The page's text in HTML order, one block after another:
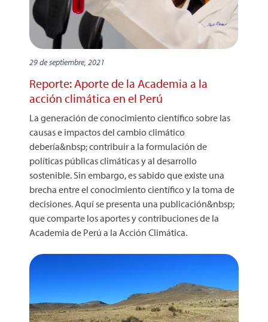
29 de septiembre, 2021
Reporte: Aporte de la Academia a la
acción climática en el Perú
La generación de conocimiento científico sobre las
causas e impactos del cambio climático
debería&nbsp; contribuir a la formulación de
políticas públicas climáticas y al desarrollo
sostenible. Sin embargo, es sabido que existe una
brecha entre el conocimiento científico y la toma de
decisiones. Aquí se presenta una publicación&nbsp;
que comparte los aportes y contribuciones de la
Academia de Perú a la Acción Climática.